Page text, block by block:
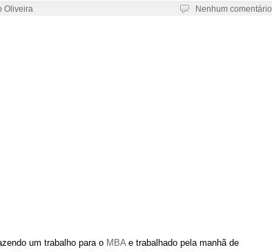
Oliveira Nenhum comentário
um trabalho para o MBAe trabalhado pela manhã de